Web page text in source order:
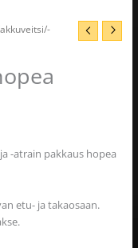
-atrain pakkaus hopea
etu- ja takaosaan.